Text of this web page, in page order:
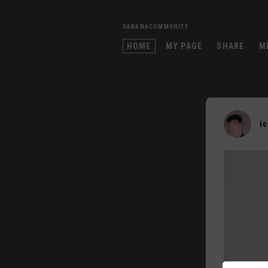
SAKANACOMMUNITY
HOME MY PAGE SHARE